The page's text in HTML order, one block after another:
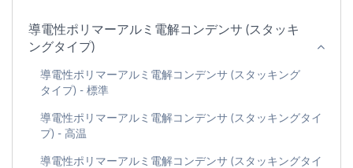
導電性ポリマーアルミ電解コンデンサ (スタッキ
ングタイプ)
導電性ポリマーアルミ電解コンデンサ (スタッキング
タイプ) - 標準
導電性ポリマーアルミ電解コンデンサ (スタッキングタイ
プ) - 高温
導電性ポリマーアルミ電解コンデンサ (スタッキングタイ